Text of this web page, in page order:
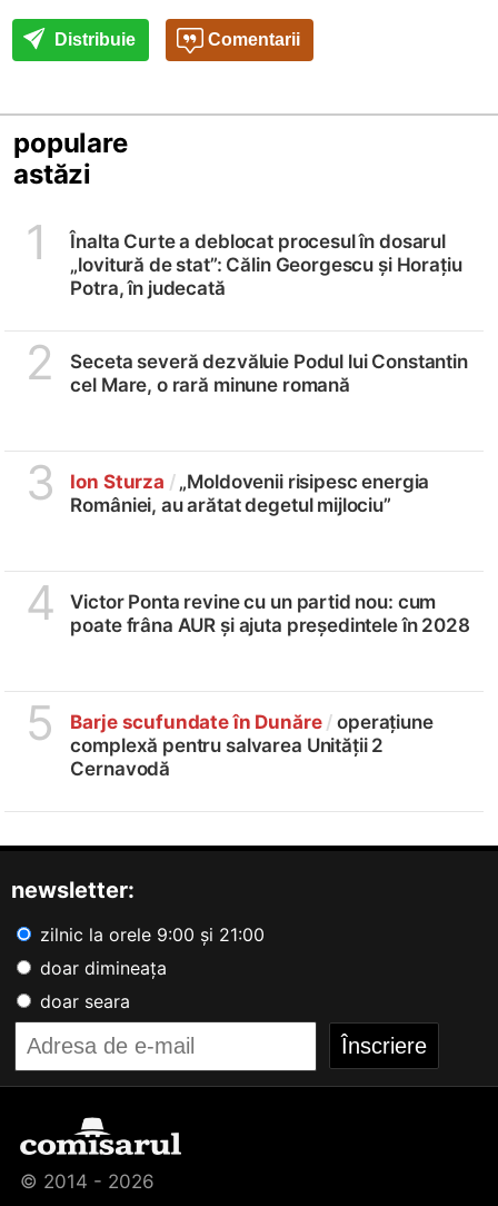
Distribuie Comentarii
populare
astăzi
1
Înalta Curte a deblocat procesul în dosarul
„lovitură de stat”: Călin Georgescu și Horațiu
Potra, în judecată
2
Seceta severă dezvăluie Podul lui Constantin
cel Mare, o rară minune romană
3 Ion Sturza /„Moldovenii risipesc energia
României, au arătat degetul mijlociu”
4
Victor Ponta revine cu un partid nou: cum
poate frâna AUR și ajuta președintele în 2028
5 Barje scufundate în Dunăre / operațiune
complexă pentru salvarea Unității 2
Cernavodă
newsletter:
zilnic la orele 9:00 și 21:00
doar dimineața
doar seara
© 2014 - 2026